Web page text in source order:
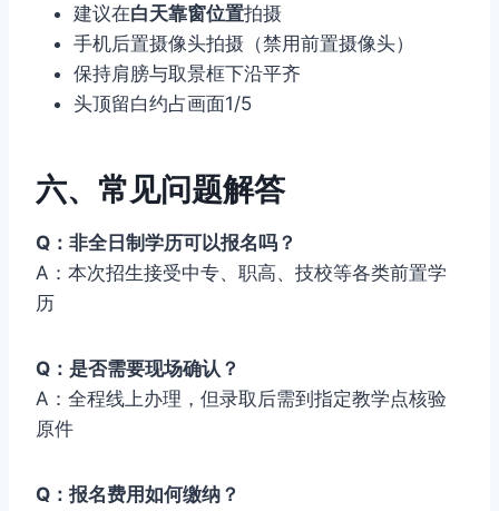
建议在白天靠窗位置拍摄
手机后置摄像头拍摄（禁用前置摄像头）
保持肩膀与取景框下沿平齐
头顶留白约占画面1/5
六、常见问题解答
Q：非全日制学历可以报名吗？
A：本次招生接受中专、职高、技校等各类前置学
历
Q：是否需要现场确认？
A：全程线上办理，但录取后需到指定教学点核验
原件
Q：报名费用如何缴纳？